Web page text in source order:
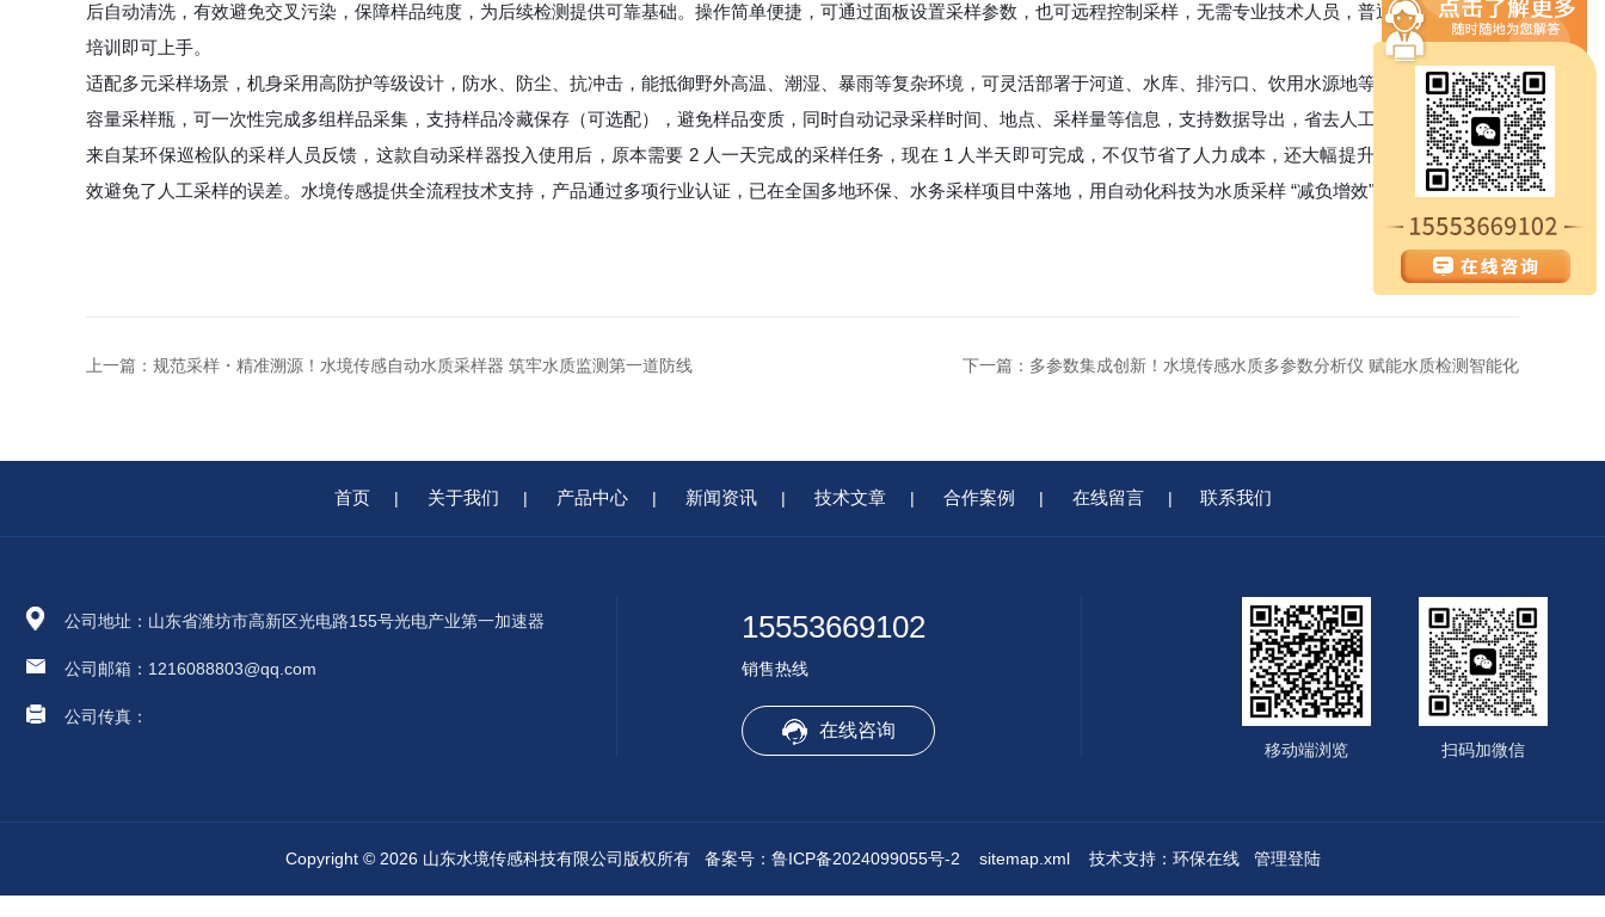
后自动清洗，有效避免交叉污染，保障样品纯度，为后续检测提供可靠基础。操作简单便捷，可通过面板设置采样参数，也可远程控制采样，无需专业技术人员，普通采样人员经简单
培训即可上手。
适配多元采样场景，机身采用高防护等级设计，防水、防尘、抗冲击，能抵御野外高温、潮湿、暴雨等复杂环境，可灵活部署于河道、水库、排污口、饮用水源地等各类水域。内置大
容量采样瓶，可一次性完成多组样品采集，支持样品冷藏保存（可选配），避免样品变质，同时自动记录采样时间、地点、采样量等信息，支持数据导出，省去人工记录的麻烦。
来自某环保巡检队的采样人员反馈，这款自动采样器投入使用后，原本需要 2 人一天完成的采样任务，现在 1 人半天即可完成，不仅节省了人力成本，还大幅提升了采样规范性，有
效避免了人工采样的误差。水境传感提供全流程技术支持，产品通过多项行业认证，已在全国多地环保、水务采样项目中落地，用自动化科技为水质采样 “减负增效"。
上一篇： 规范采样・精准溯源！水境传感自动水质采样器 筑牢水质监测第一道防线 下一篇： 多参数集成创新！水境传感水质多参数分析仪 赋能水质检测智能化
首页 | 关于我们 | 产品中心 | 新闻资讯 | 技术文章 | 合作案例 | 在线留言 | 联系我们
公司地址：山东省潍坊市高新区光电路155号光电产业第一加速器
公司邮箱：1216088803@qq.com
公司传真：
15553669102
销售热线
在线咨询
扫码加微信
移动端浏览
Copyright © 2026 山东水境传感科技有限公司版权所有 备案号：鲁ICP备2024099055号-2 sitemap.xml技术支持： 环保在线 管理登陆